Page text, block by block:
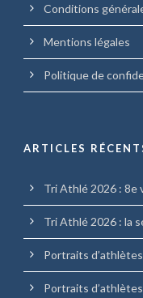
Conditions
Mentions légales
Politique de
ARTICLES
Tri Athlé 2026 : 8e
Tri Athlé 2026 : la
Portraits
Portraits